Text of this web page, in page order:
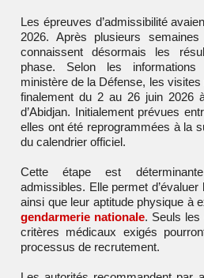
Les épreuves d’admissibilité
2026. Après plusieurs semaines
connaissent désormais les
phase. Selon les
ministère de la Défense, les
finalement du 2 au 26 juin 2026
d’Abidjan. Initialement prévues
elles ont été reprogrammées à la
du calendrier officiel.
Cette étape est
admissibles. Elle permet
ainsi que leur aptitude physique à
gendarmerie nationale. Seuls les
critères médicaux exigés
processus de recrutement.